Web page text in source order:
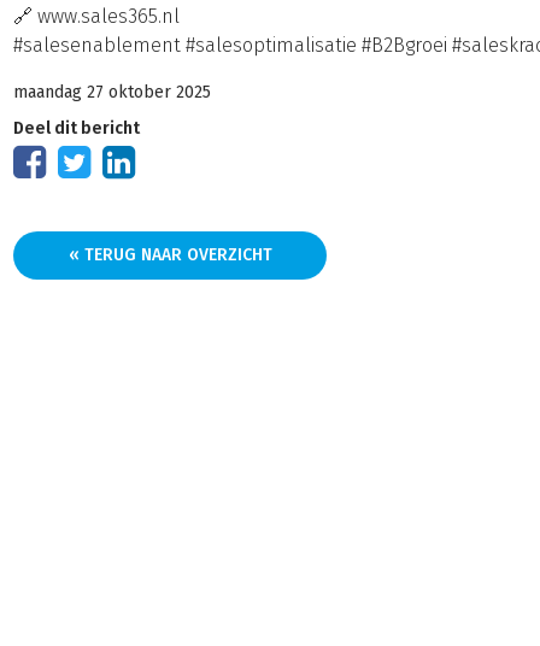
🔗 www.sales365.nl
#salesenablement #salesoptimalisatie #B2Bgroei
maandag 27 oktober 2025
Deel dit bericht
« TERUG NAAR OVERZICHT